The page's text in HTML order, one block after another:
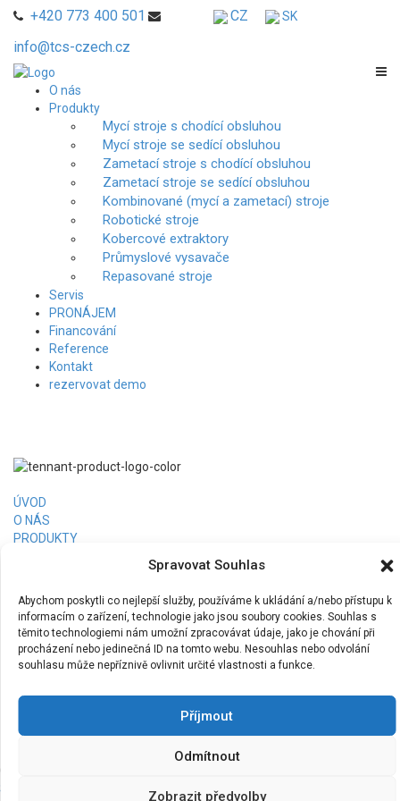
Spravovat Souhlas
Abychom poskytli co nejlepší služby, používáme k ukládání a/nebo přístupu k
informacím o zařízení, technologie jako jsou soubory cookies. Souhlas s
těmito technologiemi nám umožní zpracovávat údaje, jako je chování při
procházení nebo jedinečná ID na tomto webu. Nesouhlas nebo odvolání
souhlasu může nepříznivě ovlivnit určité vlastnosti a funkce.
Příjmout
Odmítnout
Zobrazit předvolby
+420 773 400 501
info@tcs-czech.cz
CZ SK
O nás
Produkty
Mycí stroje s chodící obsluhou
Mycí stroje se sedící obsluhou
Zametací stroje s chodící obsluhou
Zametací stroje se sedící obsluhou
Kombinované (mycí a zametací) stroje
Robotické stroje
Kobercové extraktory
Průmyslové vysavače
Repasované stroje
Servis
PRONÁJEM
Financování
Reference
Kontakt
rezervovat demo
ÚVOD
O NÁS
PRODUKTY
KONTAKT
Tennant Česká republika, s.r.o.
+420 773 400 501
info@tcs-czech.cz
Spravovat souhlas
Zásady cookies (EU) | Ochrana osobních údajů